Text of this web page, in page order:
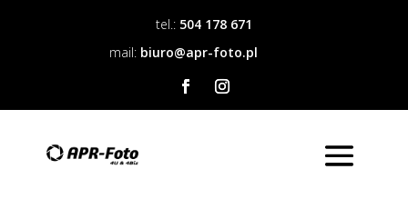
tel.: 504 178 671
mail: biuro@apr-foto.pl